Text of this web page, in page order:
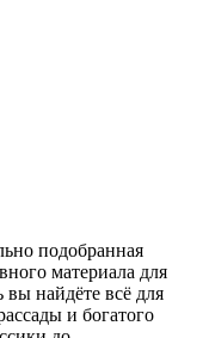
подобранная
материала для
вы найдёте всё для
и богатого